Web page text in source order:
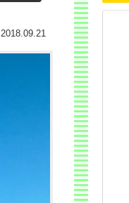
2018.09.21